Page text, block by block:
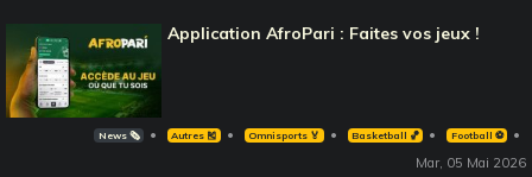
Application AfroPari : Faites vos jeux !
News 🗞️ Autres 🎽 Omnisports 🏅 Basketball 🏀 Football ⚽️
Mar, 05 Mai 2026